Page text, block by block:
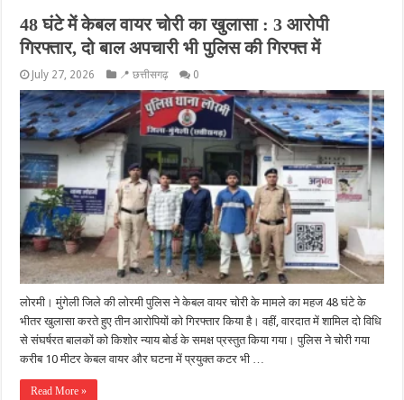
48 घंटे में केबल वायर चोरी का खुलासा : 3 आरोपी
गिरफ्तार, दो बाल अपचारी भी पुलिस की गिरफ्त में
July 27, 2026 📍 छत्तीसगढ़ 0
लोरमी। मुंगेली जिले की लोरमी पुलिस ने केबल वायर चोरी के मामले का महज 48 घंटे के
भीतर खुलासा करते हुए तीन आरोपियों को गिरफ्तार किया है। वहीं, वारदात में शामिल दो विधि
से संघर्षरत बालकों को किशोर न्याय बोर्ड के समक्ष प्रस्तुत किया गया। पुलिस ने चोरी गया
करीब 10 मीटर केबल वायर और घटना में प्रयुक्त कटर भी …
Read More »